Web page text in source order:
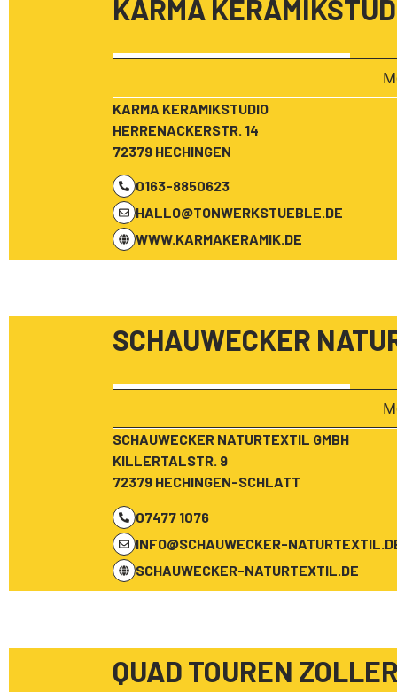
KARMA
KARMA KERAMIKSTUDIO
HERRENACKERSTR. 14
72379 HECHINGEN
0163-8850623
HALLO@TONWERKSTUEBLE.DE
WWW.KARMAKERAMIK.DE
SCHAUWECKER
SCHAUWECKER NATURTEXTIL GMBH
KILLERTALSTR. 9
72379 HECHINGEN-SCHLATT
07477 1076
INFO@SCHAUWECKER-
SCHAUWECKER-NATURTEXTIL.DE
QUAD TOUREN